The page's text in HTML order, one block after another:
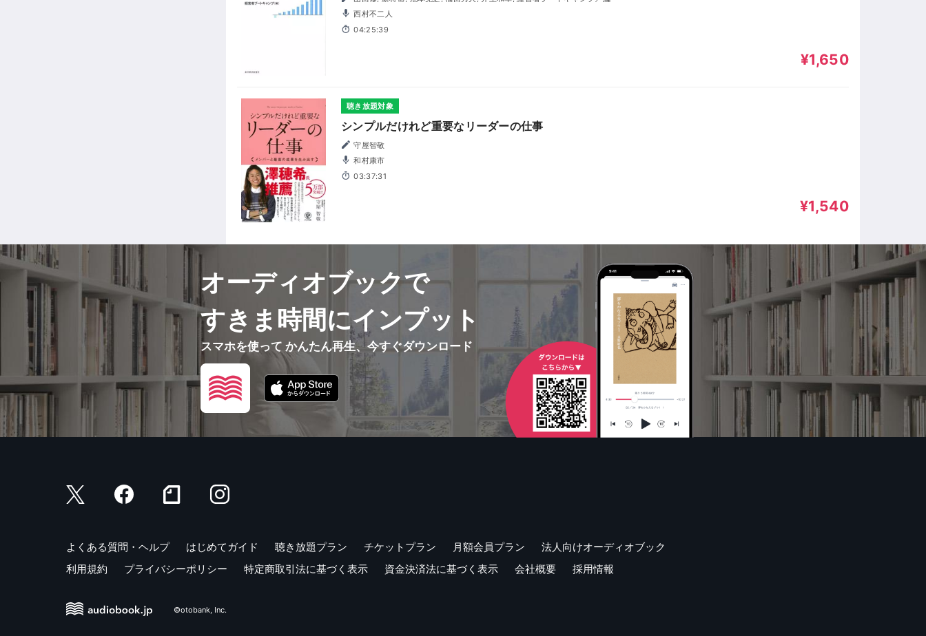
西村不二人
04:25:39
¥1,650
聴き放題対象
シンプルだけれど重要なリーダーの仕事
守屋智敬
和村康市
03:37:31
¥1,540
オーディオブックで
すきま時間にインプット
スマホを使って かんたん再生、今すぐダウンロード
よくある質問・ヘルプ はじめてガイド 聴き放題プラン チケットプラン 月額会員プラン
法人向けオーディオブック
利用規約
プライバシーポリシー 特定商取引法に基づく表示 資金決済法に基づく表示 会社概要 採用情報
©otobank, Inc.